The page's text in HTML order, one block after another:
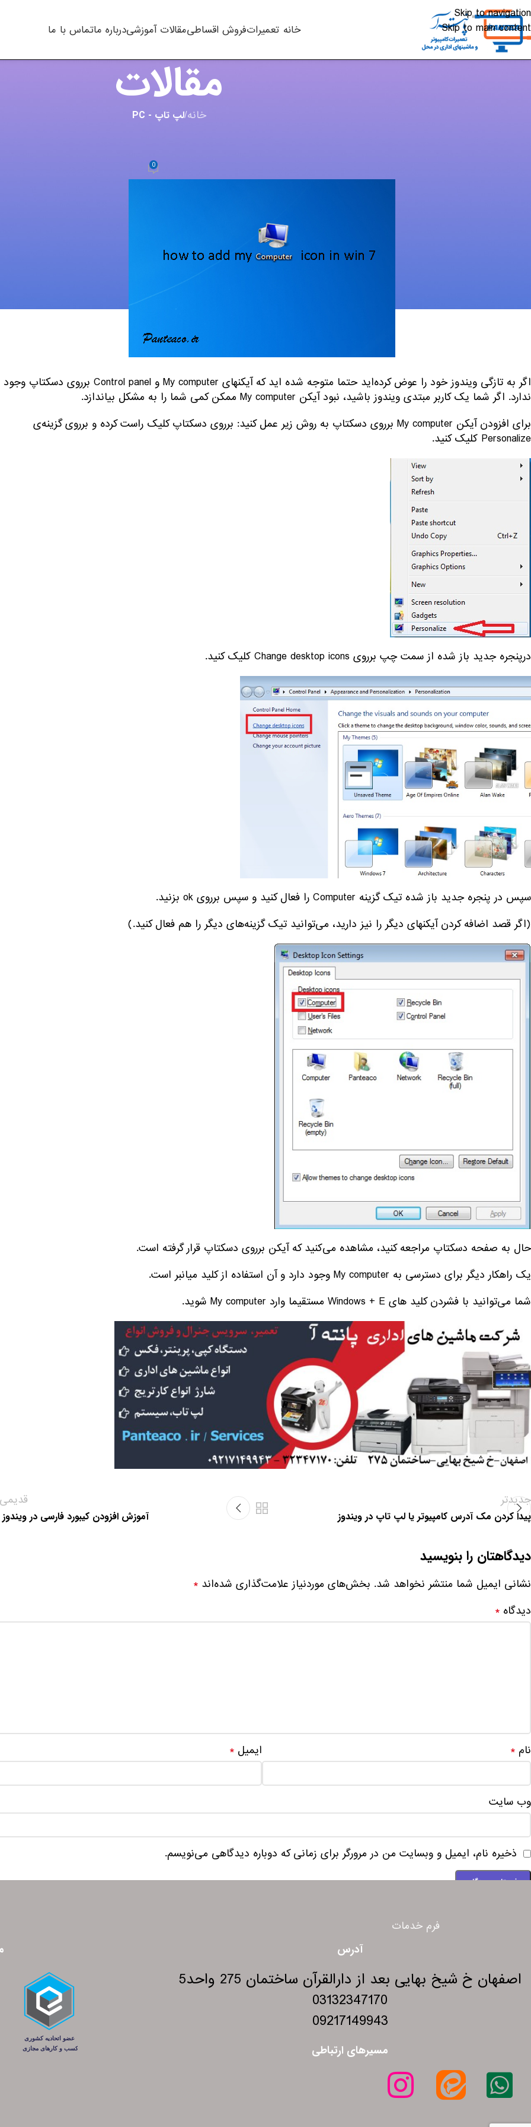
Skip to navigation
Skip to main content
خانه تعمیراتفروش اقساطیمقالات آموزشیدرباره ماتماس با ما
مقالات
خانه/لپ تاپ - PC
0
اگر به تازگی ویندوز خود را عوض کرده‌اید حتما متوجه شده اید که آیکنهای My computer و Control panel برروی دسکتاپ وجود
ندارد. اگر شما یک کاربر مبتدی ویندوز باشید، نبود آیکن My computer ممکن کمی شما را به مشکل بیاندازد.
برای افزودن آیکن My computer برروی دسکتاپ به روش زیر عمل کنید: برروی دسکتاپ کلیک راست کرده و برروی گزینه‌ی
Personalize کلیک کنید.
درپنجره جدید باز شده از سمت چپ برروی Change desktop icons کلیک کنید.
سپس در پنجره جدید باز شده تیک گزینه Computer را فعال کنید و سپس برروی ok بزنید.
(اگر قصد اضافه کردن آیکنهای دیگر را نیز دارید، می‌توانید تیک گزینه‌های دیگر را هم فعال کنید.)
حال به صفحه دسکتاپ مراجعه کنید، مشاهده می‌کنید که آیکن برروی دسکتاپ قرار گرفته است.
یک راهکار دیگر برای دسترسی به My computer وجود دارد و آن استفاده از کلید میانبر است.
شما می‌توانید با فشردن کلید های Windows + E مستقیما وارد My computer شوید.
جدیدتر
پیدا کردن مک آدرس کامپیوتر یا لپ تاپ در ویندوز آموزش افزودن کیبورد فارسی در ویندوز 10
دیدگاهتان را بنویسید
نشانی ایمیل شما منتشر نخواهد شد. بخش‌های موردنیاز علامت‌گذاری شده‌اند *
دیدگاه *
نام * ایمیل*
وب‌ سایت
ذخیره نام، ایمیل و وبسایت من در مرورگر برای زمانی که دوباره دیدگاهی می‌نویسم.
فرم خدمات
آدرس
اصفهان خ شیخ بهایی بعد از دارالقرآن ساختمان 275 واحد5
03132347170
09217149943
مسیرهای ارتباطی